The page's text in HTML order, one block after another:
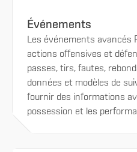
Événements
Les événements avancés
actions offensives et
passes, tirs, fautes,
données et modèles de
fournir des informations
possession et les